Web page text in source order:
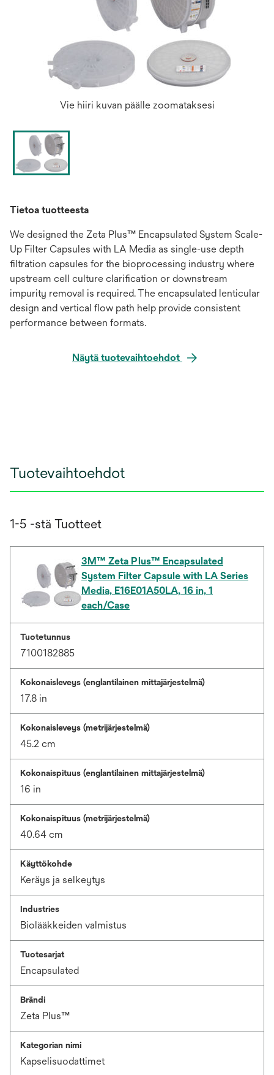
Vie hiiri kuvan päälle zoomataksesi
Tietoa tuotteesta
We designed the Zeta Plus™ Encapsulated System Scale-
Up Filter Capsules with LA Media as single-use depth
filtration capsules for the bioprocessing industry where
upstream cell culture clarification or downstream
impurity removal is required. The encapsulated lenticular
design and vertical flow path help provide consistent
performance between formats.
Näytä tuotevaihtoehdot
Tuotevaihtoehdot
1-5 -stä Tuotteet
3M™ Zeta Plus™ Encapsulated
System Filter Capsule with LA Series
Media, E16E01A50LA, 16 in, 1
each/Case
Tuotetunnus
7100182885
Kokonaisleveys (englantilainen mittajärjestelmä)
17.8 in
Kokonaisleveys (metrijärjestelmä)
45.2 cm
Kokonaispituus (englantilainen mittajärjestelmä)
16 in
Kokonaispituus (metrijärjestelmä)
40.64 cm
Käyttökohde
Keräys ja selkeytys
Industries
Biolääkkeiden valmistus
Tuotesarjat
Encapsulated
Brändi
Zeta Plus™
Kategorian nimi
Kapselisuodattimet